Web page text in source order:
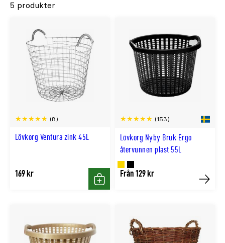
5 produkter
Lövkorg Ventura zink 45L
(8)
169 kr
Köp
Lövkorg Nyby Bruk Ergo
återvunnen plast 55L
Finns
färg
Finns
färg
(153)
Från 129 kr
Köp